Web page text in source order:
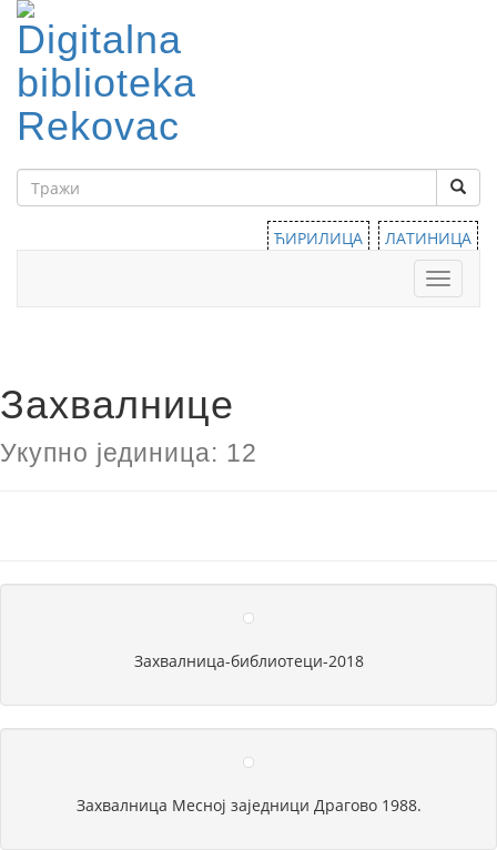
ЋИРИЛИЦА
ЛАТИНИЦА
Тоггле
Захвалнице
Укупно јединица: 12
Захвалница-библиотеци-2018
Захвалница Месној заједници Драгово 1988.